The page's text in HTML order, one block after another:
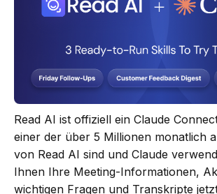
Read AI ist offiziell ein Claude
einer der über 5 Millionen monatlich
von Read AI sind und Claude
Ihnen Ihre Meeting-Informationen,
wichtigen Fragen und Transkripte